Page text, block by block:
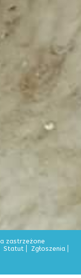
zastrzeżone
Statut
Zgłoszenia